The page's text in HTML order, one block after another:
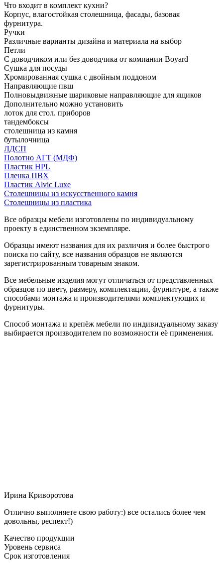
Что входит в комплект кухни?
Корпус, влагостойкая столешница, фасады, базовая
фурнитура.
Ручки
Различные варианты дизайна и материала на выбор
Петли
С доводчиком или без доводчика от компании Boyard
Сушка для посуды
Хромированная сушка с двойным поддоном
Направляющие пвш
Полновыдвижные шариковые направляющие для ящиков
Дополнительно можно установить
лоток для стол. приборов
тандембоксы
столешница из камня
бутылочница
ЛДСП
Полотно АГТ (МДФ)
Пластик HPL
Пленка ПВХ
Пластик Alvic Luxe
Столешницы из искусственного камня
Столешницы из пластика
Все образцы мебели изготовлены по индивидуальному
проекту в единственном экземпляре.
Образцы имеют названия для их различия и более быстрого
поиска по сайту, все названия образцов не являются
зарегистрированным товарным знаком.
Все мебельные изделия могут отличаться от представленных
образцов по цвету, размеру, комплектации, фурнитуре, а также
способами монтажа и производителями комплектующих и
фурнитуры.
Способ монтажа и крепёж мебели по индивидуальному заказу
выбирается производителем по возможности её применения.
Ирина Криворотова
Отлично выполняете свою работу:) все остались более чем
довольны, респект!)
Качество продукции
Уровень сервиса
Срок изготовления